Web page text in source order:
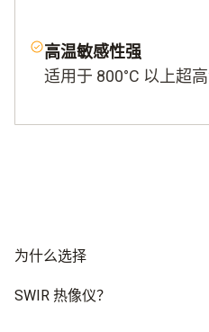
高温敏感性强
适用于 800°C 以上超
为什么选择
SWIR 热像仪？